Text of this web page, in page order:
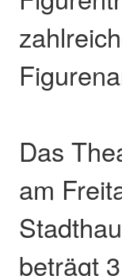
Das
am
beträgt